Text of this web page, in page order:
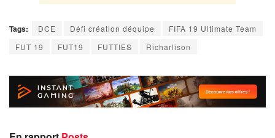
Tags: DCE Défi création déquipe
FIFA 19 Ultimate Team
FUT 19
FUT19 FUTTIES Richarlison